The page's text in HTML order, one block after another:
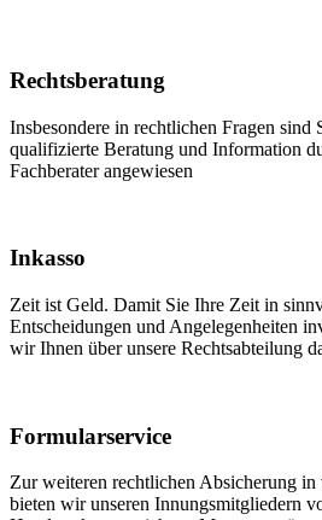
Rechtsberatung
Insbesondere in rechtlichen Fragen sind
qualifizierte Beratung und Information
Fachberater angewiesen
Inkasso
Zeit ist Geld. Damit Sie Ihre Zeit in
Entscheidungen und Angelegenheiten
wir Ihnen über unsere Rechtsabteilung
Formularservice
Zur weiteren rechtlichen Absicherung
bieten wir unseren Innungsmitgliedern